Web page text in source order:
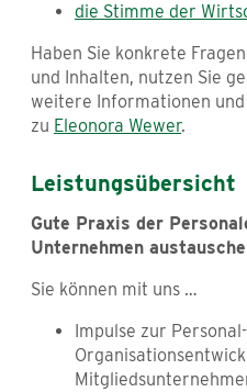
die Stimme der
Haben Sie konkrete
und Inhalten, nutzen Sie
weitere Informationen
zu Eleonora Wewer.
Leistungsübersicht
Gute Praxis der
Unternehmen
Sie können mit uns …
Impulse zur